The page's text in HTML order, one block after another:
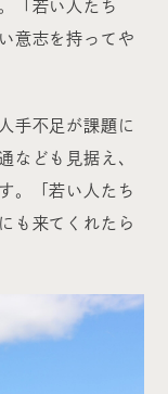
「若い人たち
意志を持ってや
手不足が課題に
なども見据え、
。「若い人たち
も来てくれたら